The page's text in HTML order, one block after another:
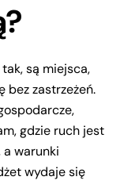
są miejsca,
bez zastrzeżeń.
gdzie ruch jest
warunki
wydaje się